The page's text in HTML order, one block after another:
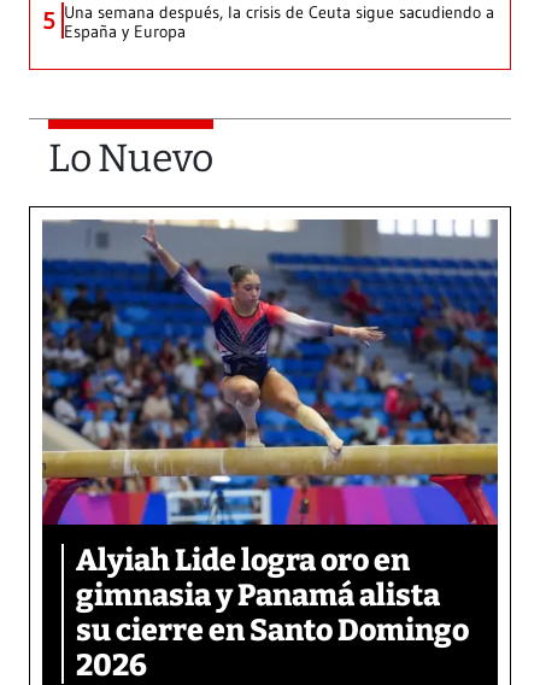
5 Una semana después, la crisis de Ceuta sigue sacudiendo a
España y Europa
Lo Nuevo
Alyiah Lide logra oro en
gimnasia y Panamá alista
su cierre en Santo Domingo
2026